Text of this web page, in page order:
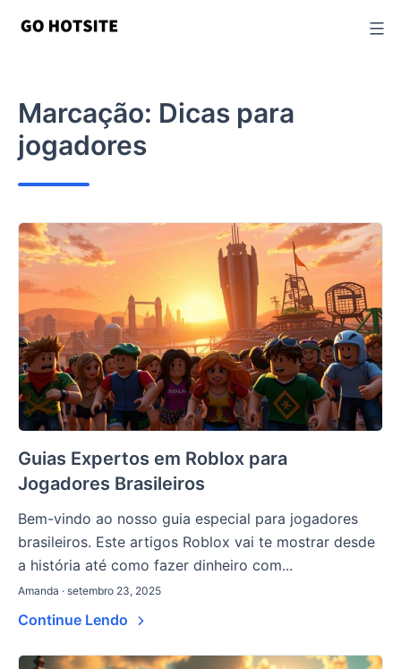
Marcação: Dicas para
jogadores
Guias Expertos em Roblox para
Jogadores Brasileiros
Bem-vindo ao nosso guia especial para jogadores
brasileiros. Este artigos Roblox vai te mostrar desde
a história até como fazer dinheiro com...
Amanda · setembro 23, 2025
Continue Lendo